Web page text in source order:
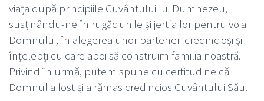
viața după principiile Cuvântului lui Dumnezeu,
susținându-ne în rugăciunile și jertfa lor pentru voia
Domnului, în alegerea unor parteneri credincioși și
înțelepți cu care apoi să construim familia noastră.
Privind în urmă, putem spune cu certitudine că
Domnul a fost și a rămas credincios Cuvântului Său.